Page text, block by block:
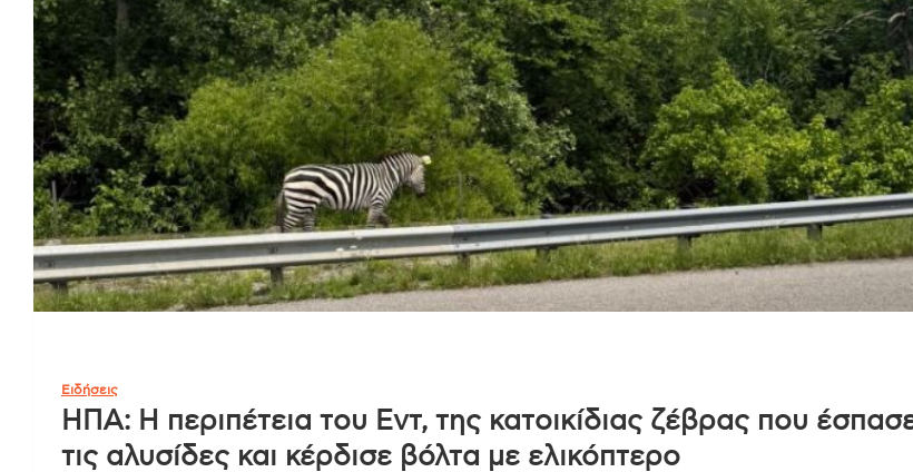
Ειδήσεις
ΗΠΑ: Η περιπέτεια του Εντ, της κατοικίδιας ζέβρας που
τις αλυσίδες και κέρδισε βόλτα με ελικόπτερο